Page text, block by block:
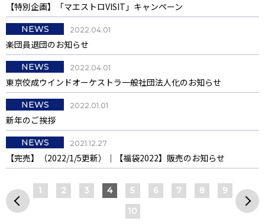
【特別企画】「マエストロVISIT」キャンペーン
2022.04.01
NEWS
楽団員退団のお知らせ
2022.04.01
NEWS
東京佼成ウインドオーケストラ一般社団法人化のお知らせ
2022.01.01
NEWS
新年のご挨拶
2021.12.27
NEWS
【完売】（2022/1/5更新）｜【福袋2022】販売のお知らせ
1 2 3 4 5 6 7 8
9
10